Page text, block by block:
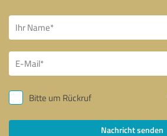
Bitte um Rückruf
Nachricht senden